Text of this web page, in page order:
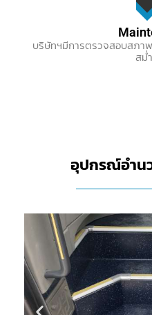
บริษัทฯมีการตรวจสอบสภา
สม่
อุปกรณ์อำน